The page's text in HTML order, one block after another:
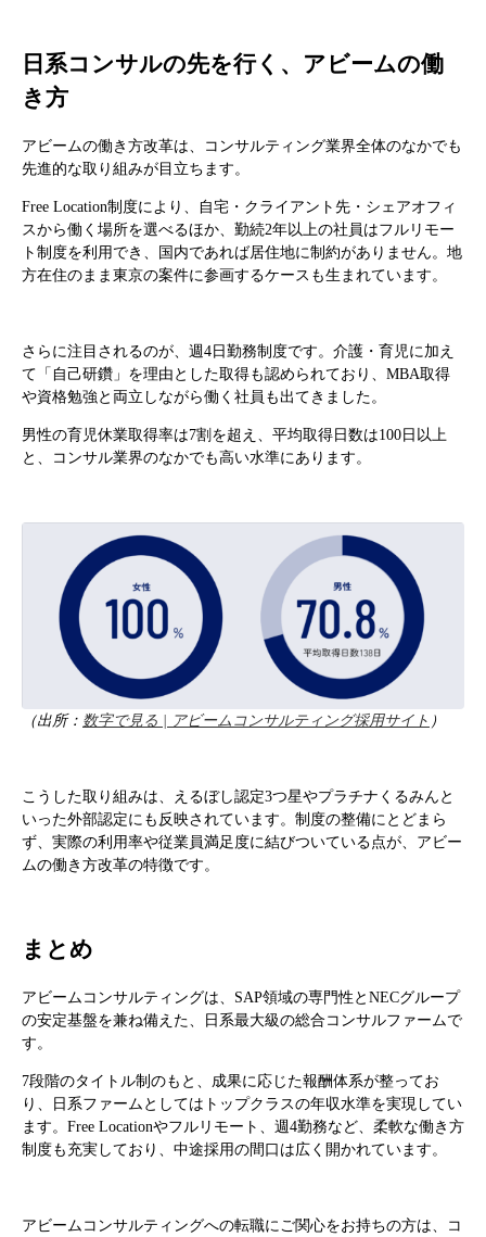
日系コンサルの先を行く、アビームの働
き方
アビームの働き方改革は、コンサルティング業界全体のなかでも
先進的な取り組みが目立ちます。
Free Location制度により、自宅・クライアント先・シェアオフィ
スから働く場所を選べるほか、勤続2年以上の社員はフルリモー
ト制度を利用でき、国内であれば居住地に制約がありません。地
方在住のまま東京の案件に参画するケースも生まれています。
さらに注目されるのが、週4日勤務制度です。介護・育児に加え
て「自己研鑽」を理由とした取得も認められており、MBA取得
や資格勉強と両立しながら働く社員も出てきました。
男性の育児休業取得率は7割を超え、平均取得日数は100日以上
と、コンサル業界のなかでも高い水準にあります。
（出所： 数字で見る | アビームコンサルティング採用サイト ）
こうした取り組みは、えるぼし認定3つ星やプラチナくるみんと
いった外部認定にも反映されています。制度の整備にとどまら
ず、実際の利用率や従業員満足度に結びついている点が、アビー
ムの働き方改革の特徴です。
まとめ
アビームコンサルティングは、SAP領域の専門性とNECグループ
の安定基盤を兼ね備えた、日系最大級の総合コンサルファームで
す。
7段階のタイトル制のもと、成果に応じた報酬体系が整ってお
り、日系ファームとしてはトップクラスの年収水準を実現してい
ます。Free Locationやフルリモート、週4勤務など、柔軟な働き方
制度も充実しており、中途採用の間口は広く開かれています。
アビームコンサルティングへの転職にご関心をお持ちの方は、コ